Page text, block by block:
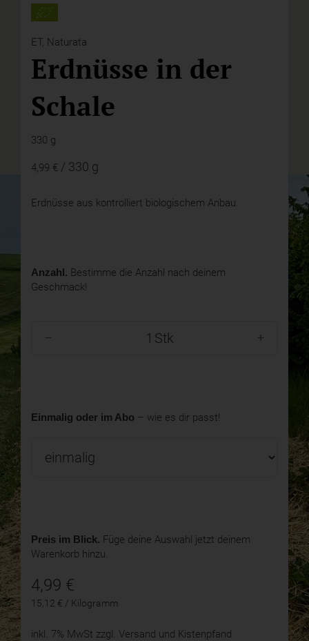
ET, Naturata
Erdnüsse in der
Schale
330 g
4,99 € / 330 g
Erdnüsse aus kontrolliert biologischem Anbau.
Anzahl. Bestimme die Anzahl nach deinem
Geschmack!
Stk
Einmalig oder im Abo – wie es dir passt!
Preis im Blick. Füge deine Auswahl jetzt deinem
Warenkorb hinzu.
4,99 €
15,12 € / Kilogramm
inkl. 7% MwSt zzgl. Versand und Kistenpfand